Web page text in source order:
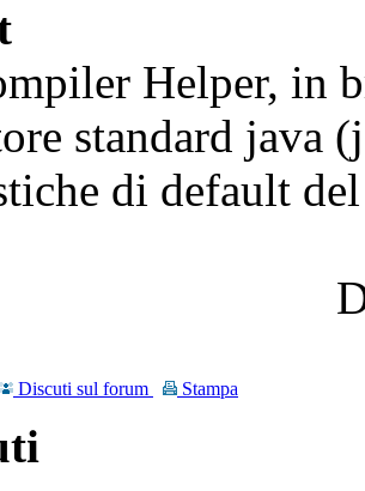
Helper, in
standard java
di default
Discuti sul forum Stampa